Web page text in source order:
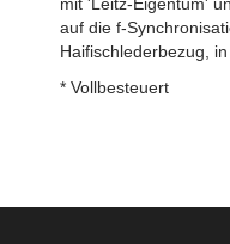
auf die f-
Haifischlederbezug,
* Vollbesteuert